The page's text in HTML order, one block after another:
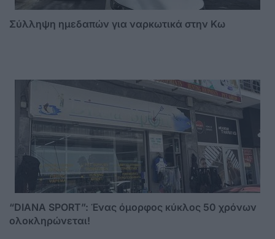
Σύλληψη ημεδαπών για ναρκωτικά στην Κω
“DIANA SPORT”: Ένας όμορφος κύκλος 50 χρόνων
ολοκληρώνεται!